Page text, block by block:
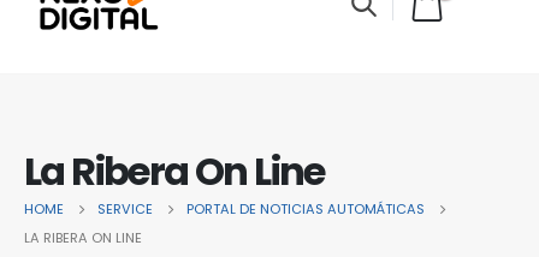
La Ribera On Line
HOME SERVICE
PORTAL DE NOTICIAS AUTOMÁTICAS
LA RIBERA ON LINE